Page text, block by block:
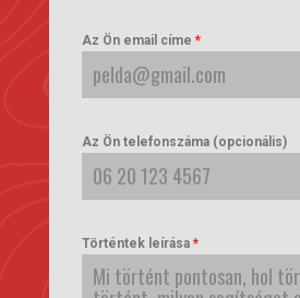
Az Ön email címe *
Az Ön telefonszáma (opcionális)
Történtek leírása *